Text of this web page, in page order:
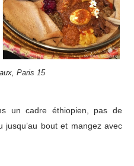
Paris 15
un cadre éthiopien, pas de
bout et mangez avec